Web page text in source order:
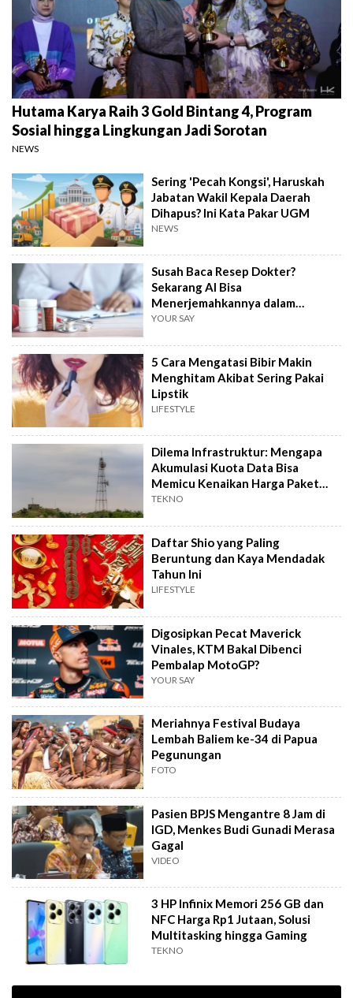
Hutama Karya Raih 3 Gold Bintang 4, Program
Sosial hingga Lingkungan Jadi Sorotan
NEWS
Sering 'Pecah Kongsi', Haruskah
Jabatan Wakil Kepala Daerah
Dihapus? Ini Kata Pakar UGM
NEWS
Susah Baca Resep Dokter?
Sekarang AI Bisa
Menerjemahkannya dalam
Hitungkan Detik!
YOUR SAY
5 Cara Mengatasi Bibir Makin
Menghitam Akibat Sering Pakai
Lipstik
LIFESTYLE
Dilema Infrastruktur: Mengapa
Akumulasi Kuota Data Bisa
Memicu Kenaikan Harga Paket
Internet?
TEKNO
Daftar Shio yang Paling
Beruntung dan Kaya Mendadak
Tahun Ini
LIFESTYLE
Digosipkan Pecat Maverick
Vinales, KTM Bakal Dibenci
Pembalap MotoGP?
YOUR SAY
Meriahnya Festival Budaya
Lembah Baliem ke-34 di Papua
Pegunungan
FOTO
Pasien BPJS Mengantre 8 Jam di
IGD, Menkes Budi Gunadi Merasa
Gagal
VIDEO
3 HP Infinix Memori 256 GB dan
NFC Harga Rp1 Jutaan, Solusi
Multitasking hingga Gaming
TEKNO